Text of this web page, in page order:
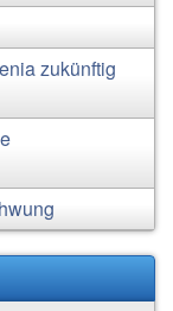
zukünftig